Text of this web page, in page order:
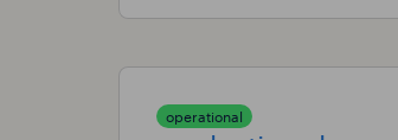
operational